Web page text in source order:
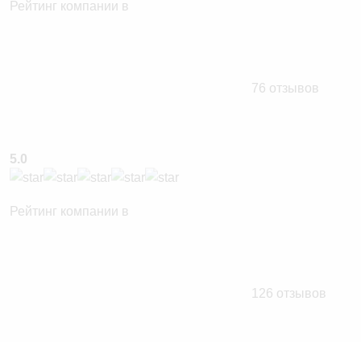
Рейтинг компании в
76 отзывов
5.0
Рейтинг компании в
126 отзывов